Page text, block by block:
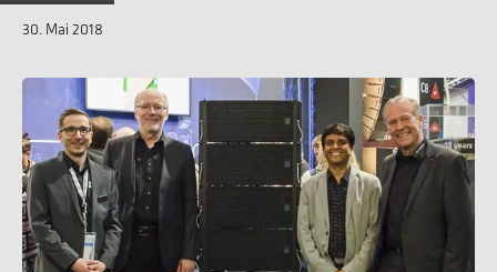
30. Mai 2018